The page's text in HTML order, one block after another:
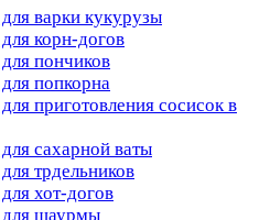
варки кукурузы
корн-догов
пончиков
попкорна
приготовления сосисок в
сахарной ваты
трдельников
хот-догов
шаурмы